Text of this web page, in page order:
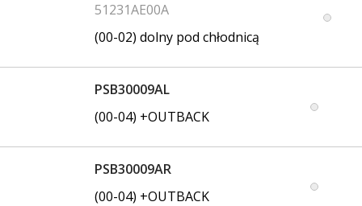
51231AE00A
(00-02) dolny pod chłodnicą
PSB30009AL
(00-04) +OUTBACK
PSB30009AR
(00-04) +OUTBACK